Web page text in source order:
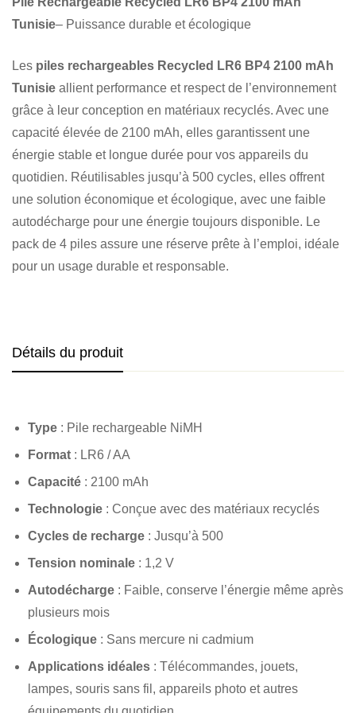
Tunisie– Puissance durable et écologique
Les piles rechargeables Recycled LR6 BP4 2100 mAh
Tunisie allient performance et respect de l’environnement
grâce à leur conception en matériaux recyclés. Avec une
capacité élevée de 2100 mAh, elles garantissent une
énergie stable et longue durée pour vos appareils du
quotidien. Réutilisables jusqu’à 500 cycles, elles offrent
une solution économique et écologique, avec une faible
autodécharge pour une énergie toujours disponible. Le
pack de 4 piles assure une réserve prête à l’emploi, idéale
pour un usage durable et responsable.
Détails du produit
Type : Pile rechargeable NiMH
Format : LR6 / AA
Capacité : 2100 mAh
Technologie : Conçue avec des matériaux recyclés
Cycles de recharge : Jusqu’à 500
Tension nominale : 1,2 V
Autodécharge : Faible, conserve l’énergie même après
plusieurs mois
Écologique : Sans mercure ni cadmium
Applications idéales : Télécommandes, jouets,
lampes, souris sans fil, appareils photo et autres